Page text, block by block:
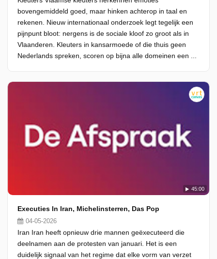
bovengemiddeld goed, maar hinken achterop in taal en
rekenen. Nieuw internationaal onderzoek legt tegelijk een
pijnpunt bloot: nergens is de sociale kloof zo groot als in
Vlaanderen. Kleuters in kansarmoede of die thuis geen
Nederlands spreken, scoren op bijna alle domeinen een ...
45:00
Executies In Iran, Michelinsterren, Das Pop
04-05-2026
Iran Iran heeft opnieuw drie mannen geëxecuteerd die
deelnamen aan de protesten van januari. Het is een
duidelijk signaal van het regime dat elke vorm van verzet